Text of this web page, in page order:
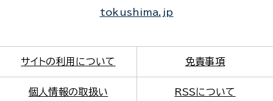
tokushima.jp
サイトの利用について 免責事項
個人情報の取扱い RSSについて